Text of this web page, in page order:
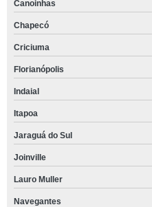
Canoinhas
Chapecó
Criciuma
Florianópolis
Indaial
Itapoa
Jaraguá do Sul
Joinville
Lauro Muller
Navegantes